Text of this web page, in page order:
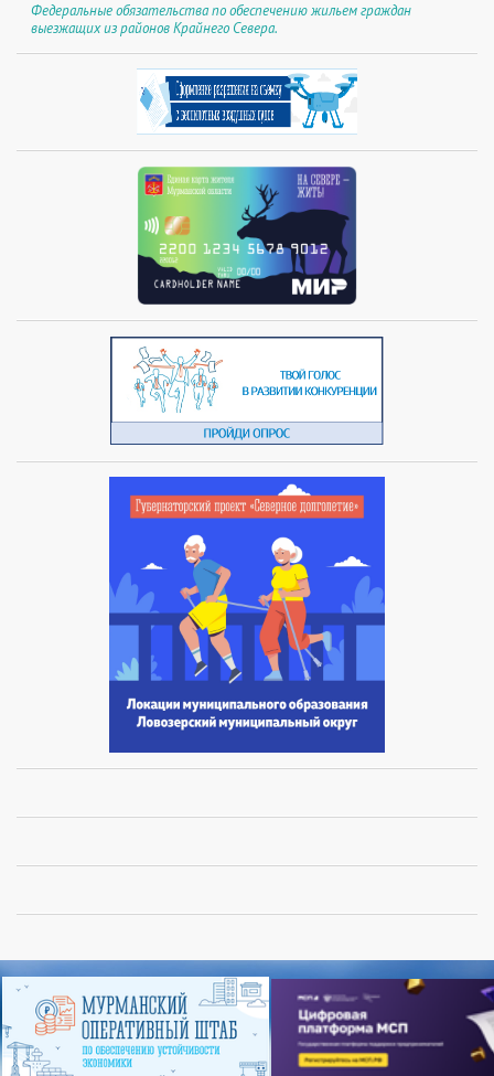
Федеральные обязательства по обеспечению жильем граждан
выезжащих из районов Крайнего Севера.